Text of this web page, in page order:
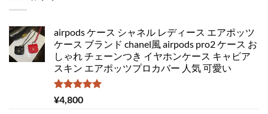
airpods ケース シャネル レディース エアポッツ
ケース ブランド chanel風 airpods pro2 ケース お
しゃれ チェーンつき イヤホンケース キャビア
スキン エアポッツプロカバー 人気 可愛い
5段階中
5.00
¥4,800